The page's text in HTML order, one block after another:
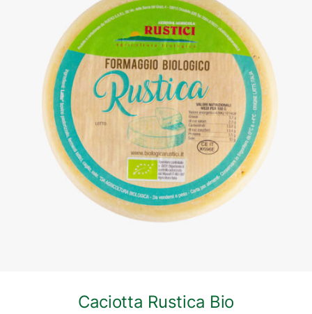
DETTAGLI
Caciotta Rustica Bio